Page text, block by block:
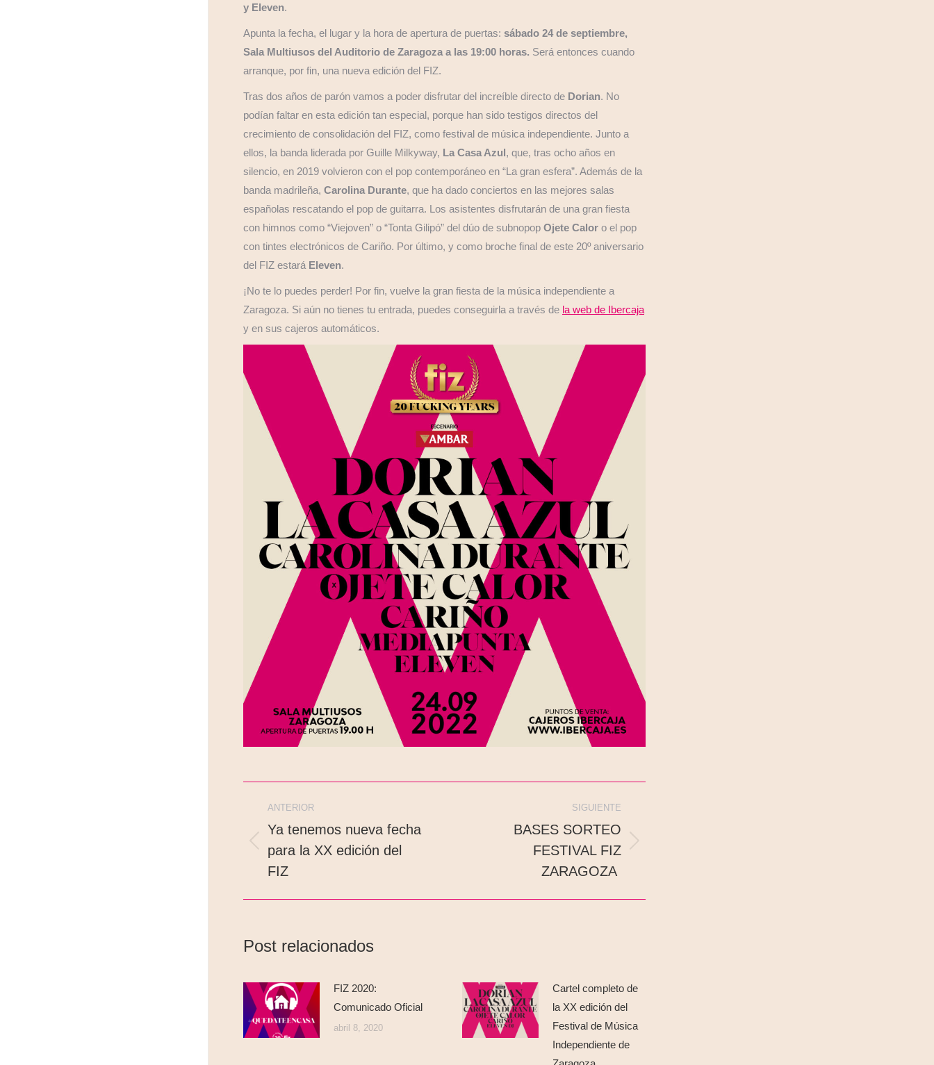
y Eleven.
Apunta la fecha, el lugar y la hora de apertura de puertas: sábado 24 de septiembre,
Sala Multiusos del Auditorio de Zaragoza a las 19:00 horas. Será entonces cuando
arranque, por fin, una nueva edición del FIZ.
Tras dos años de parón vamos a poder disfrutar del increíble directo de Dorian. No
podían faltar en esta edición tan especial, porque han sido testigos directos del
crecimiento de consolidación del FIZ, como festival de música independiente. Junto a
ellos, la banda liderada por Guille Milkyway, La Casa Azul, que, tras ocho años en
silencio, en 2019 volvieron con el pop contemporáneo en “La gran esfera”. Además de la
banda madrileña, Carolina Durante, que ha dado conciertos en las mejores salas
españolas rescatando el pop de guitarra. Los asistentes disfrutarán de una gran fiesta
con himnos como “Viejoven” o “Tonta Gilipó” del dúo de subnopop Ojete Calor o el pop
con tintes electrónicos de Cariño. Por último, y como broche final de este 20º aniversario
del FIZ estará Eleven.
¡No te lo puedes perder! Por fin, vuelve la gran fiesta de la música independiente a
Zaragoza. Si aún no tienes tu entrada, puedes conseguirla a través de la web de Ibercaja
y en sus cajeros automáticos.
ANTERIOR
Ya tenemos nueva fecha
para la XX edición del
FIZ
SIGUIENTE
BASES SORTEO
FESTIVAL FIZ
ZARAGOZA
Post relacionados
FIZ 2020:
Comunicado Oficial
abril 8, 2020
Cartel completo de
la XX edición del
Festival de Música
Independiente de